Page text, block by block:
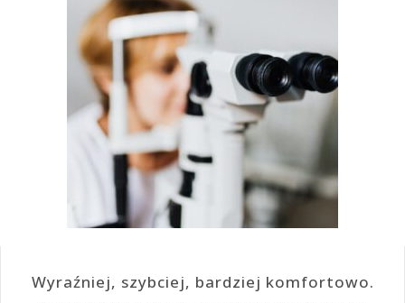
Wyraźniej, szybciej, bardziej komfortowo.